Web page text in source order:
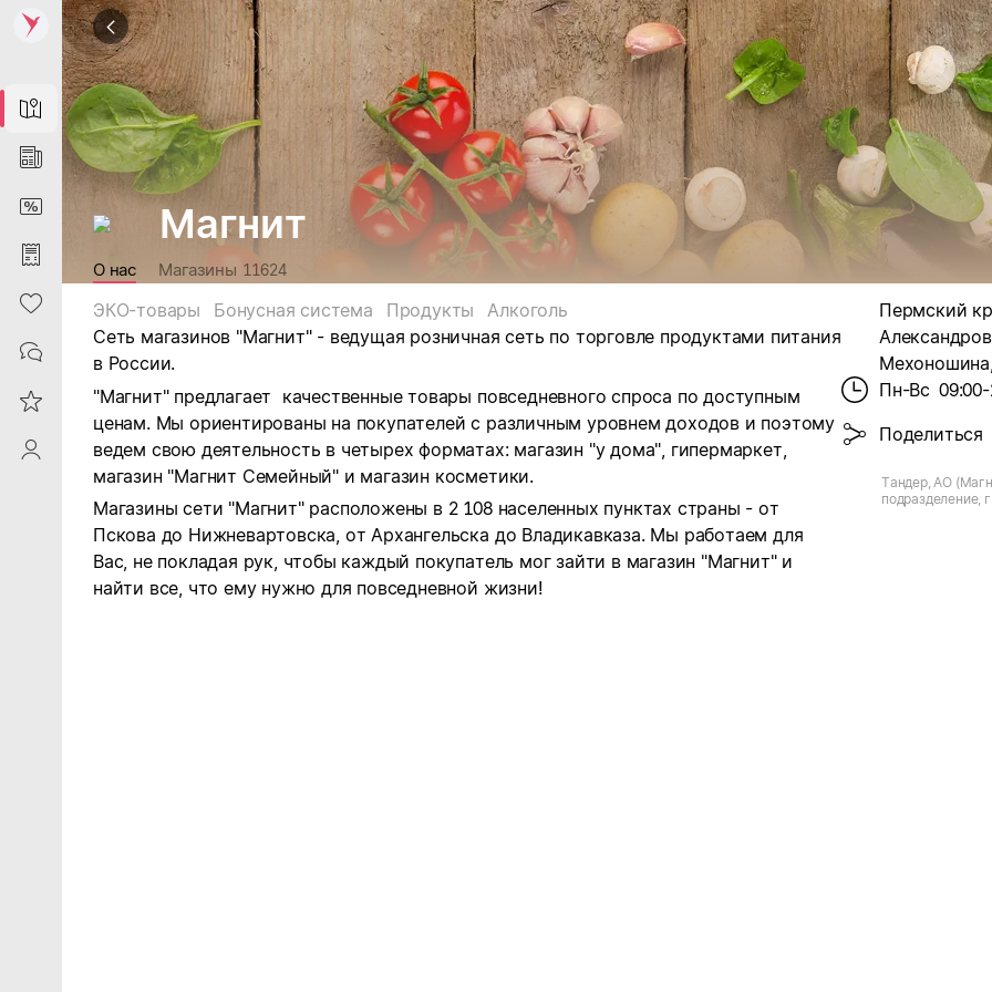
Map
News
DiscountCard
Purchases
Heart
Contacts
Reviews
ProfileSaby
Магнит
О нас Магазины 11624
ЭКО-товары Бонусная система Продукты
Алкоголь
Сеть магазинов "Магнит" - ведущая розничная сеть по торговле продуктами питания
в России.
"Магнит" предлагает качественные товары повседневного спроса по доступным
ценам. Мы ориентированы на покупателей с различным уровнем доходов и поэтому
ведем свою деятельность в четырех форматах: магазин "у дома", гипермаркет,
магазин "Магнит Семейный" и магазин косметики.
Магазины сети "Магнит" расположены в 2 108 населенных пунктах страны - от
Пскова до Нижневартовска, от Архангельска до Владикавказа. Мы работаем для
Вас, не покладая рук, чтобы каждый покупатель мог зайти в магазин "Магнит" и
найти все, что ему нужно для повседневной жизни!
Пермский
Пн-Вс
Поделиться
Тандер, АО
подразделение,